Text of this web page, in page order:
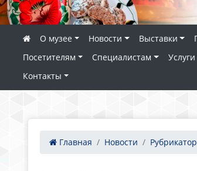
О музее Новости Выставки
Посетителям
Специалистам Услуги
Контакты
Главная Новости